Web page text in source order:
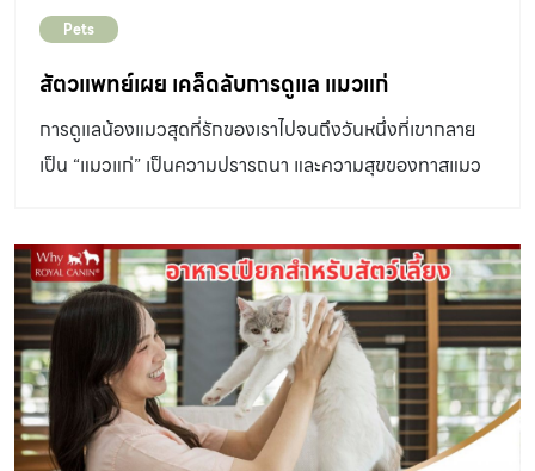
รวมไปถึงเจ้าของจะต้องงดน้ำและอาหารอย่างน้อย 6 – 8
สำหรับเจ้าของ โดยเฉพาะอย่างยิ่งในแมวตัวเมีย เนื่องจากแผล
ผ่าตัดที่หน้าท้องอาจปริแตกได้ […]
เกิดเชื้อราบนผิวหนัง ปรสิตภายนอกบนเส้นขน และผิวหนัง
เช่น เห็บ หมัด และไรขน ภาวะภูมแพ้ เช่น แพ้อาหาร หรือแพ้สิ่ง
กระตุ้นในสิ่งแวดล้อม หรือโรคที่เกี่ยวกับระบบฮอร์โมน อย่าง
ไฮเปอร์ไทรอยด์ในแมว (Feline Hyperthyroidism) เป็นต้น
2. ความผิดปกติทางจิตใจ (Psychogenic alopecia)
ความเครียด ความวิตกกังวลในแมว หรืออาจมีปัจจัยจากสิ่ง
แวดล้อมเป็นตัวกระตุ้น เช่น การเปลี่ยนแปลงสภาพแวดล้อม
ในบ้าน […]
Pets
สัตวแพทย์เผย เคล็ดลับการดูแล แมวแก่
การดูแลน้องแมวสุดที่รักของเราไปจนถึงวันหนึ่งที่เขากลาย
เป็น “แมวแก่” เป็นความปรารถนา และความสุขของทาสแมว
พวกเขาจะเกิดปัญหาด้านสุขภาพตามมา การดูแล แมวแก่ จึง
เป็นเรื่องที่มีความสำคัญเป็นพิเศษ ซึ่งหมายถึงการใช้เวลากับ
พวกเขามากขึ้นกว่าเดิม และการพาไปพบสัตวแพทย์บ่อยขึ้น
อายุขัยโดยเฉลี่ยของแมวบ้านเกือบทุกสายพันธุ์อยู่ที่ประมาณ
13 – 17 ปี และบางสายพันธุ์อาจมีอายุได้มากถึง 22 ปี ดังนั้น
ช่วงเวลาที่แมวก้าวสู่ช่วงวัยแก่จึงเริ่มต้นขึ้นเมื่อวันเกิดครอบ
รอบอายุ 10 ปีเวียนมาถึง เมื่อน้องแมวเข้าสู่ช่วงวัยแก่ พวกเขา